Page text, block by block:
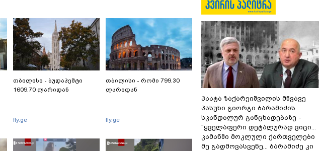
თბილისი - ბუდაპეშტი
1609.70 ლარიდან
fly.ge
თბილისი - რომი 799.30
ლარიდან
fly.ge
პაატა ზაქარეიშვილის მწვავე
პასუხი გიორგი ბარამიძის
სკანდალურ განცხადებაზე -
"ყველაფერი დეტალურად ვიცი...
კამანში მოკლული ქართველები
მე გადმოვასვენე... ბარამიძე კი